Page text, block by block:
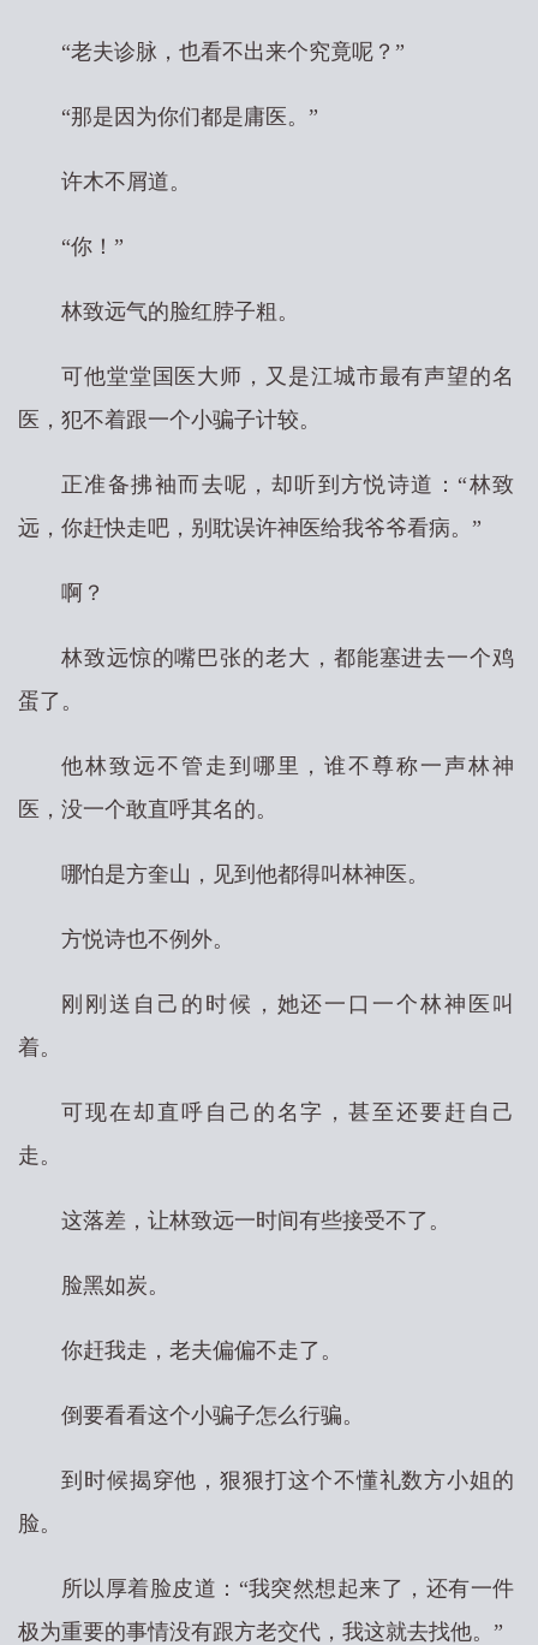
“老夫诊脉，也看不出来个究竟呢？”
“那是因为你们都是庸医。”
许木不屑道。
“你！”
林致远气的脸红脖子粗。
可他堂堂国医大师，又是江城市最有声望的名
医，犯不着跟一个小骗子计较。
正准备拂袖而去呢，却听到方悦诗道：“林致
远，你赶快走吧，别耽误许神医给我爷爷看病。”
啊？
林致远惊的嘴巴张的老大，都能塞进去一个鸡
蛋了。
他林致远不管走到哪里，谁不尊称一声林神
医，没一个敢直呼其名的。
哪怕是方奎山，见到他都得叫林神医。
方悦诗也不例外。
刚刚送自己的时候，她还一口一个林神医叫
着。
可现在却直呼自己的名字，甚至还要赶自己
走。
这落差，让林致远一时间有些接受不了。
脸黑如炭。
你赶我走，老夫偏偏不走了。
倒要看看这个小骗子怎么行骗。
到时候揭穿他，狠狠打这个不懂礼数方小姐的
脸。
所以厚着脸皮道：“我突然想起来了，还有一件
极为重要的事情没有跟方老交代，我这就去找他。”